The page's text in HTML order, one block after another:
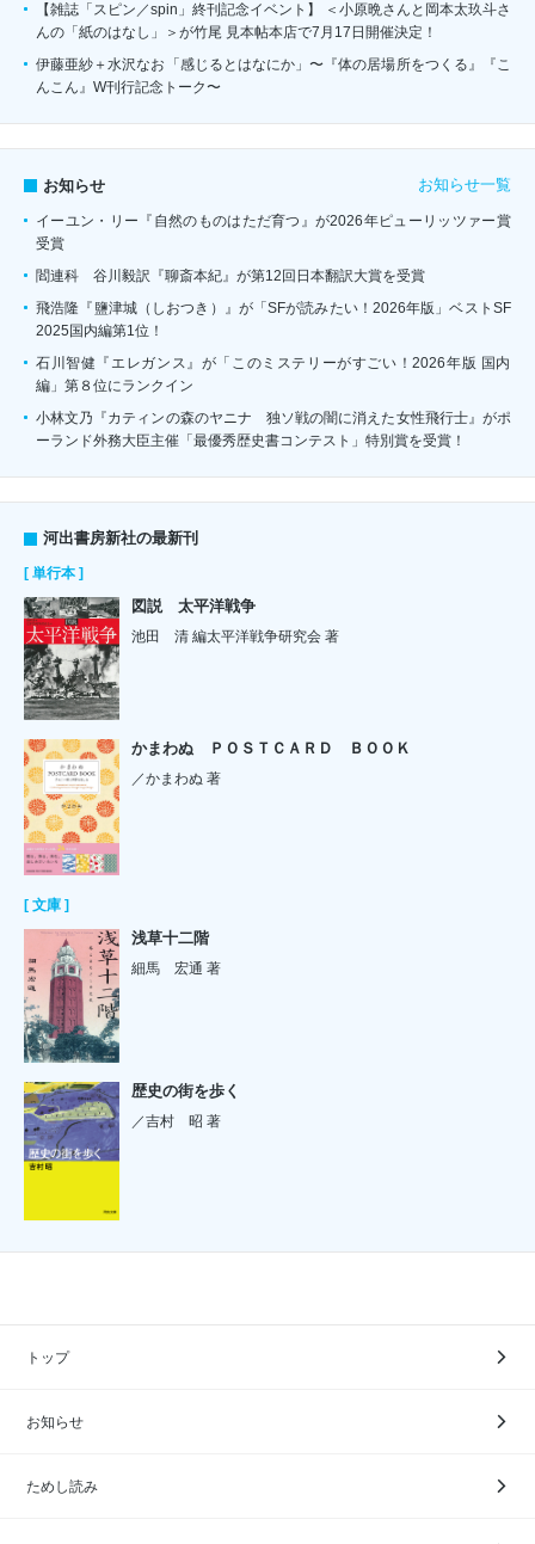
【雑誌「スピン／spin」終刊記念イベント】 ＜小原晩さんと岡本太玖斗さ
んの「紙のはなし」＞が竹尾 見本帖本店で7月17日開催決定！
伊藤亜紗＋水沢なお「感じるとはなにか」〜『体の居場所をつくる』『こ
んこん』W刊行記念トーク〜
お知らせ お知らせ一覧
イーユン・リー『自然のものはただ育つ』が2026年ピューリッツァー賞
受賞
閻連科 谷川毅訳『聊斎本紀』が第12回日本翻訳大賞を受賞
飛浩隆『鹽津城（しおつき）』が「SFが読みたい！2026年版」ベストSF
2025国内編第1位！
石川智健『エレガンス』が「このミステリーがすごい！2026年版 国内
編」第８位にランクイン
小林文乃『カティンの森のヤニナ 独ソ戦の闇に消えた女性飛行士』がポ
ーランド外務大臣主催「最優秀歴史書コンテスト」特別賞を受賞！
河出書房新社の最新刊
[ 単行本 ]
図説 太平洋戦争
池田 清 編太平洋戦争研究会 著
かまわぬ ＰＯＳＴＣＡＲＤ ＢＯＯＫ
／かまわぬ 著
[ 文庫 ]
浅草十二階
細馬 宏通 著
歴史の街を歩く
／吉村 昭 著
トップ
お知らせ
ためし読み